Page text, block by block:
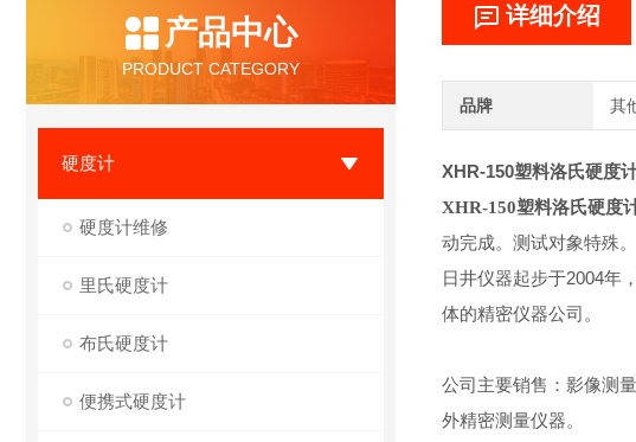
产品中心
PRODUCT CATEGORY
硬度计
硬度计维修
里氏硬度计
布氏硬度计
便携式硬度计
详细介绍
品牌 其
XHR-150塑料洛氏硬度
XHR-150塑料洛氏硬度
动完成。测试对象特殊。
日井仪器起步于2004年
体的精密仪器公司。
公司主要销售：影像测
外精密测量仪器。